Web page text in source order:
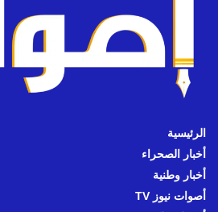
الرئيسية
أخبار الصحراء
أخبار وطنية
أصوات نيوز TV